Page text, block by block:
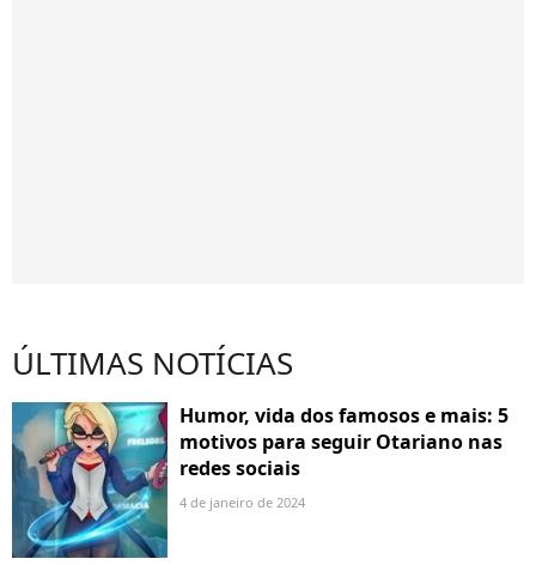
ÚLTIMAS NOTÍCIAS
Humor, vida dos famosos e mais: 5
motivos para seguir Otariano nas
redes sociais
4 de janeiro de 2024